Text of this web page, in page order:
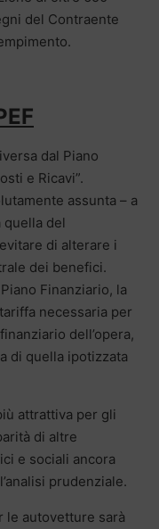
del Contraente
dal Piano
e Ricavi”.
assunta – a
quella del
di alterare i
dei benefici.
Finanziario, la
necessaria per
dell’opera,
di quella ipotizzata
attrattiva per gli
di altre
e sociali ancora
prudenziale.
le autovetture sarà